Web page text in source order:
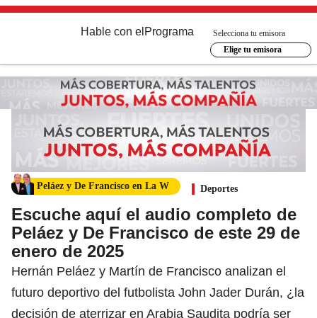
Hable con el Programa
Selecciona tu emisora
Elige tu emisora
Peláez y De Francisco en La W Deportes
Escuche aquí el audio completo de
Peláez y De Francisco de este 29 de
enero de 2025
Hernán Peláez y Martín de Francisco analizan el
futuro deportivo del futbolista John Jader Durán, ¿la
decisión de aterrizar en Arabia Saudita podría ser